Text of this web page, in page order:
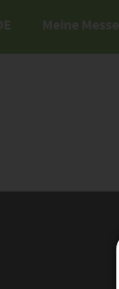
Meine Messe